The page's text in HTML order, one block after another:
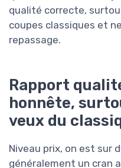
qualité correcte,
coupes classiques et
repassage.
Rapport
honnête,
veux du
Niveau prix, on est sur
généralement un cran